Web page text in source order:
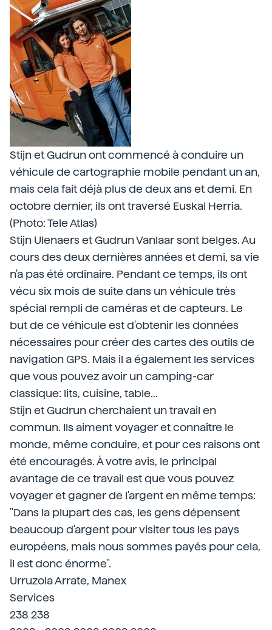
Stijn et Gudrun ont commencé à conduire un
véhicule de cartographie mobile pendant un an,
mais cela fait déjà plus de deux ans et demi. En
octobre dernier, ils ont traversé Euskal Herria.
(Photo: Tele Atlas)
Stijn Ulenaers et Gudrun Vanlaar sont belges. Au
cours des deux dernières années et demi, sa vie
n'a pas été ordinaire. Pendant ce temps, ils ont
vécu six mois de suite dans un véhicule très
spécial rempli de caméras et de capteurs. Le
but de ce véhicule est d'obtenir les données
nécessaires pour créer des cartes des outils de
navigation GPS. Mais il a également les services
que vous pouvez avoir un camping-car
classique: lits, cuisine, table...
Stijn et Gudrun cherchaient un travail en
commun. Ils aiment voyager et connaître le
monde, même conduire, et pour ces raisons ont
été encouragés. À votre avis, le principal
avantage de ce travail est que vous pouvez
voyager et gagner de l'argent en même temps:
"Dans la plupart des cas, les gens dépensent
beaucoup d'argent pour visiter tous les pays
européens, mais nous sommes payés pour cela,
il est donc énorme".
Urruzola Arrate, Manex
Services
238 238